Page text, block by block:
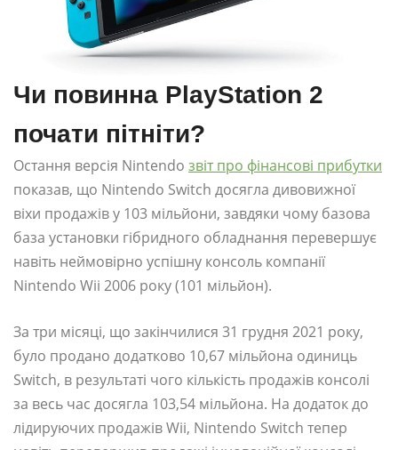
Чи повинна PlayStation 2
почати пітніти?
Остання версія Nintendo звіт про фінансові прибутки
показав, що Nintendo Switch досягла дивовижної
віхи продажів у 103 мільйони, завдяки чому базова
база установки гібридного обладнання перевершує
навіть неймовірно успішну консоль компанії
Nintendo Wii 2006 року (101 мільйон).
За три місяці, що закінчилися 31 грудня 2021 року,
було продано додатково 10,67 мільйона одиниць
Switch, в результаті чого кількість продажів консолі
за весь час досягла 103,54 мільйона. На додаток до
лідируючих продажів Wii, Nintendo Switch тепер